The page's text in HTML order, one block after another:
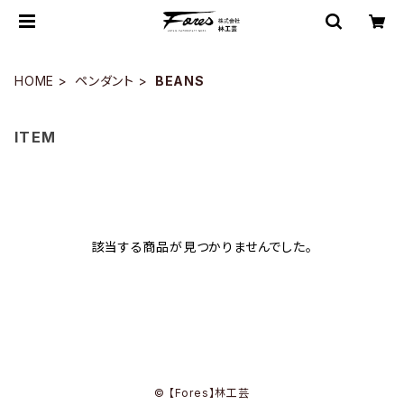
HOME ペンダント BEANS
ITEM
該当する商品が見つかりませんでした。
© 【Fores】林工芸